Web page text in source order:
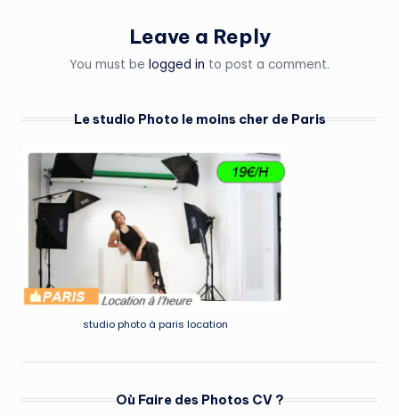
Leave a Reply
You must be logged in to post a comment.
Le studio Photo le moins cher de Paris
studio photo à paris location
Où Faire des Photos CV ?